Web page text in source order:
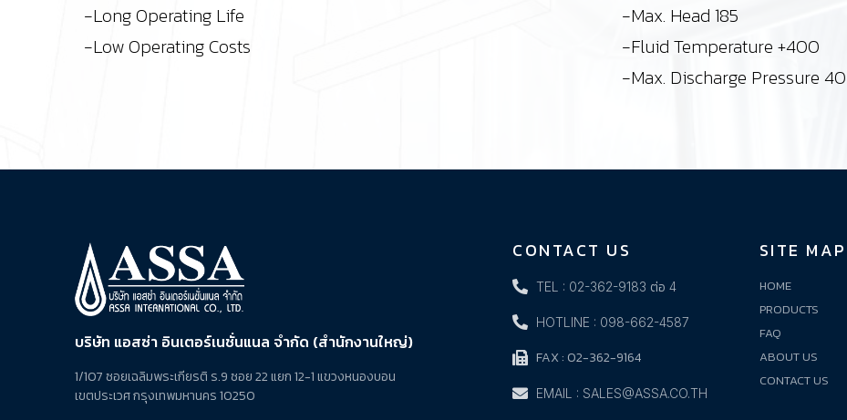
-Long Operating Life
-Low Operating Costs
-Max. Head 185
-Fluid Temperature +400
-Max. Discharge Pressure 40
บริษัท แอสซ่า อินเตอร์เนชั่นแนล จำกัด (สำนักงานใหญ่)
1/107 ซอยเฉลิมพระเกียรติ ร.9 ซอย 22 แยก 12-1 แขวงหนองบอน
เขตประเวศ กรุงเทพมหานคร 10250
CONTACT US
TEL : 02-362-9183 ต่อ 4
HOTLINE : 098-662-4587
FAX : 02-362-9164
EMAIL : SALES@ASSA.CO.TH
SITE MAP
HOME
PRODUCTS
FAQ
ABOUT US
CONTACT US